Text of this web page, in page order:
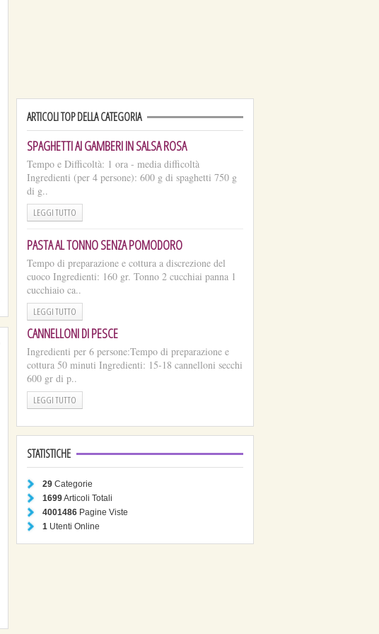
ARTICOLI TOP DELLA CATEGORIA
SPAGHETTI AI GAMBERI IN SALSA ROSA
Tempo e Difficoltà: 1 ora - media difficoltà
Ingredienti (per 4 persone): 600 g di spaghetti 750 g
di g..
LEGGI TUTTO
PASTA AL TONNO SENZA POMODORO
Tempo di preparazione e cottura a discrezione del
cuoco Ingredienti: 160 gr. Tonno 2 cucchiai panna 1
cucchiaio ca..
LEGGI TUTTO
CANNELLONI DI PESCE
Ingredienti per 6 persone:Tempo di preparazione e
cottura 50 minuti Ingredienti: 15-18 cannelloni secchi
600 gr di p..
LEGGI TUTTO
STATISTICHE
29 Categorie
1699Articoli Totali
4001486 Pagine Viste
1 Utenti Online